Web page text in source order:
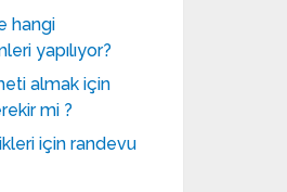
hangi
yapılıyor?
almak için
mi ?
için randevu